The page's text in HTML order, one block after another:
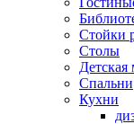
Стойки
Столы
Детская
Спальни
Кухни